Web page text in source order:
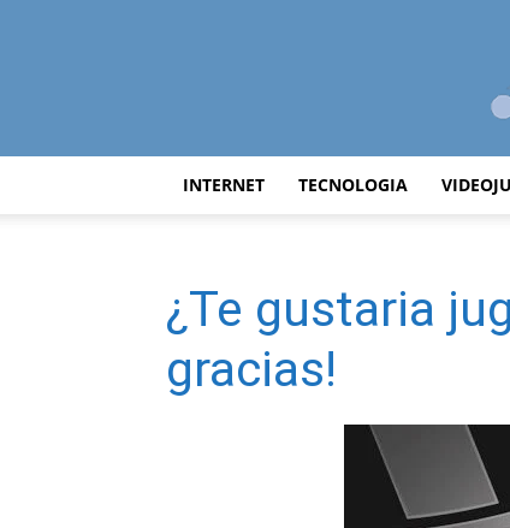
INTERNET TECNOLOGIA
¿Te gustaria
gracias!